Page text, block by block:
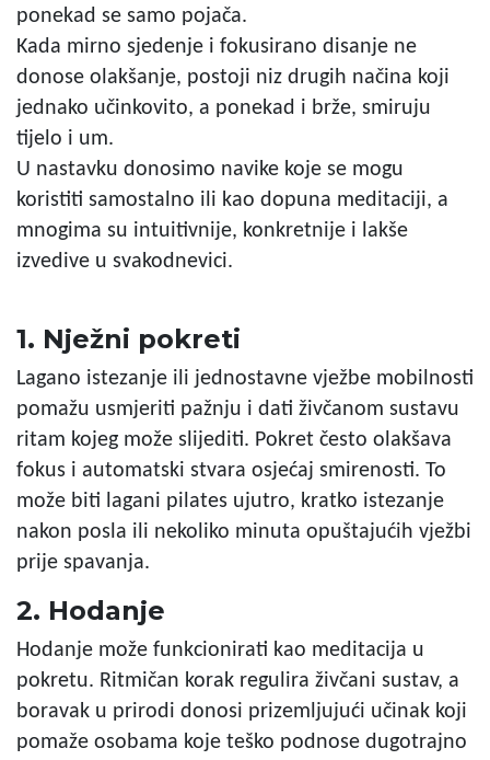
ponekad se samo pojača.
Kada mirno sjedenje i fokusirano disanje ne
donose olakšanje, postoji niz drugih načina koji
jednako učinkovito, a ponekad i brže, smiruju
tijelo i um.
U nastavku donosimo navike koje se mogu
koristiti samostalno ili kao dopuna meditaciji, a
mnogima su intuitivnije, konkretnije i lakše
izvedive u svakodnevici.
1. Nježni pokreti
Lagano istezanje ili jednostavne vježbe mobilnosti
pomažu usmjeriti pažnju i dati živčanom sustavu
ritam kojeg može slijediti. Pokret često olakšava
fokus i automatski stvara osjećaj smirenosti. To
može biti lagani pilates ujutro, kratko istezanje
nakon posla ili nekoliko minuta opuštajućih vježbi
prije spavanja.
2. Hodanje
Hodanje može funkcionirati kao meditacija u
pokretu. Ritmičan korak regulira živčani sustav, a
boravak u prirodi donosi prizemljujući učinak koji
pomaže osobama koje teško podnose dugotrajno